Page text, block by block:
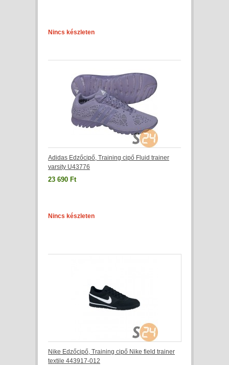
Nincs készleten
Adidas Edzőcipő, Training cipő Fluid trainer
varsity U43776
23 690 Ft
Nincs készleten
Nike Edzőcipő, Training cipő Nike field trainer
textile 443917-012